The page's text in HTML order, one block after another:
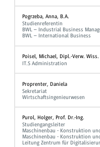
Pogrzeba, Anna, B.A.
Studienreferentin
BWL – Industrial Business
BWL – International Business
Poisel, Michael, Dipl.-Verw. Wiss.
IT.S Administration
Proprenter, Daniela
Sekretariat
Wirtschaftsingenieurwesen
Purol, Holger, Prof. Dr.-Ing.
Studiengangsleiter
Maschinenbau - Konstruktion
Maschinenbau - Konstruktion
Leitung Zentrum für